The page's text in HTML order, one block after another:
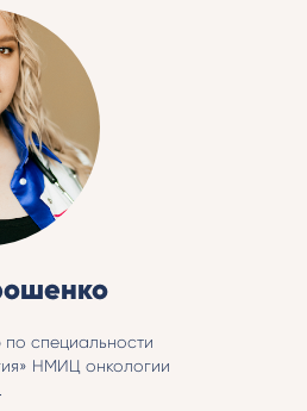
специальности
НМИЦ онкологии